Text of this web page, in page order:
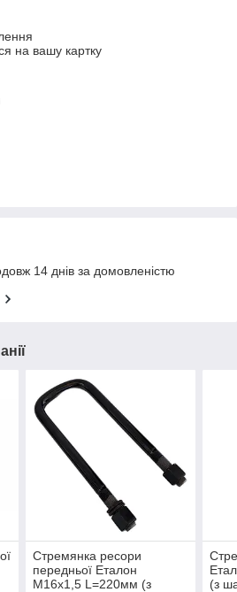
на вашу картку
14 днів за домовленістю
Стремянка ресори
передньої Еталон
М16х1,5 L=220мм (з
(з